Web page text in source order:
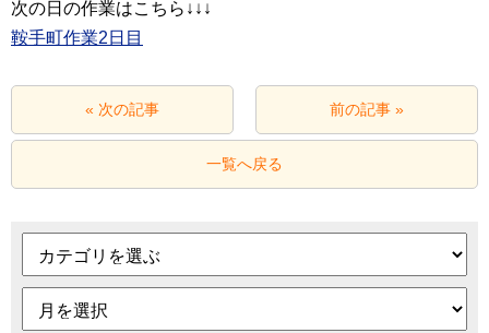
鞍手町作業2日目
« 次の記事 前の記事 »
一覧へ戻る